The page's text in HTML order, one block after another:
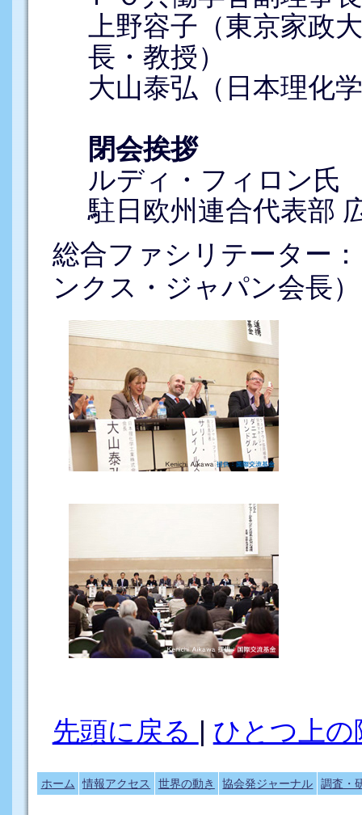
上野容子（東京家政
長・教授）
大山泰弘（日本理化
閉会挨拶
ルディ・フィロン氏
駐日欧州連合代表部
総合ファシリテーター
ンクス・ジャパン会長）
先頭に戻る | ひとつ上の
ホーム 情報アクセス 世界の動き 協会発ジャーナル 調査・